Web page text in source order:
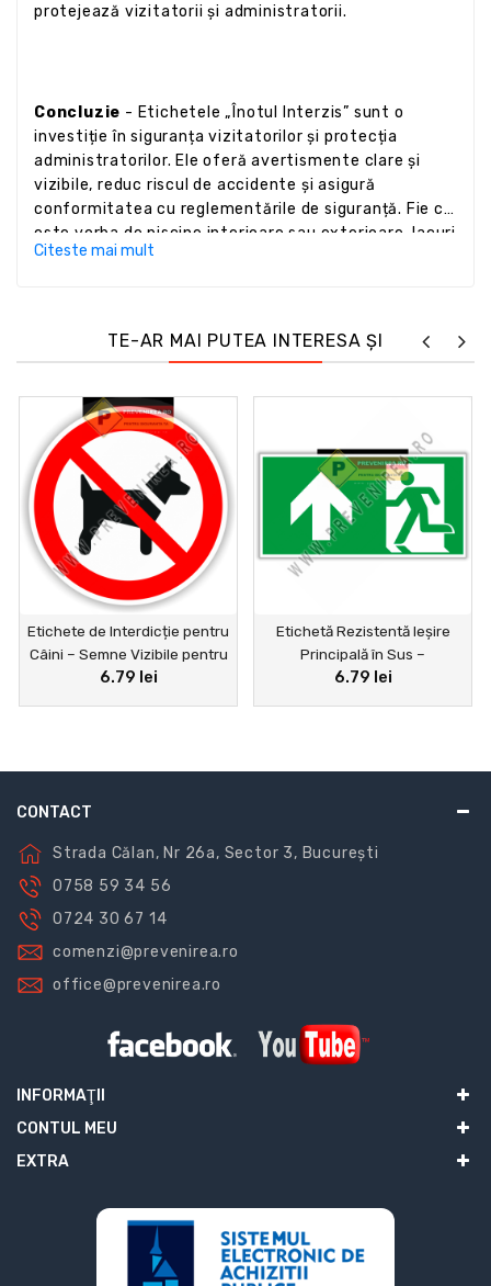
protejează vizitatorii și administratorii.
Concluzie - Etichetele „Înotul Interzis” sunt o
investiție în siguranța vizitatorilor și protecția
administratorilor. Ele oferă avertismente clare și
vizibile, reduc riscul de accidente și asigură
conformitatea cu reglementările de siguranță. Fie că
este vorba de piscine interioare sau exterioare, lacuri
naturale sau iazuri artificiale, aceste etichete sunt
Citeste mai mult
TE-AR MAI PUTEA INTERESA ȘI
Etichete de Interdicție pentru
Câini – Semne Vizibile pentru
Grădină, Curte și Spații
6.79 lei
Etichetă Rezistentă Ieșire
Principală în Sus –
Indicatoare Vizibile pentru
6.79 lei
CONTACT
Strada Călan, Nr 26a, Sector 3, București
0758 59 34 56
0724 30 67 14
comenzi@prevenirea.ro
office@prevenirea.ro
INFORMAŢII
CONTUL MEU
EXTRA